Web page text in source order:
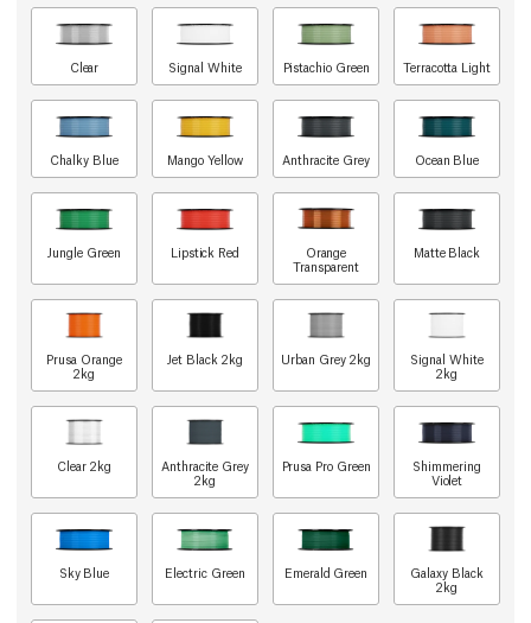
Clear Signal White Pistachio Green Terracotta Light
Chalky Blue Mango Yellow Anthracite Grey Ocean Blue
Jungle Green Lipstick Red
Orange
Transparent
Matte Black
Prusa Orange
2kg
Jet Black 2kg Urban Grey 2kg
Signal White
2kg
Clear 2kg
Anthracite Grey
2kg
Prusa Pro Green
Shimmering
Violet
Sky Blue Electric Green Emerald Green
Galaxy Black
2kg